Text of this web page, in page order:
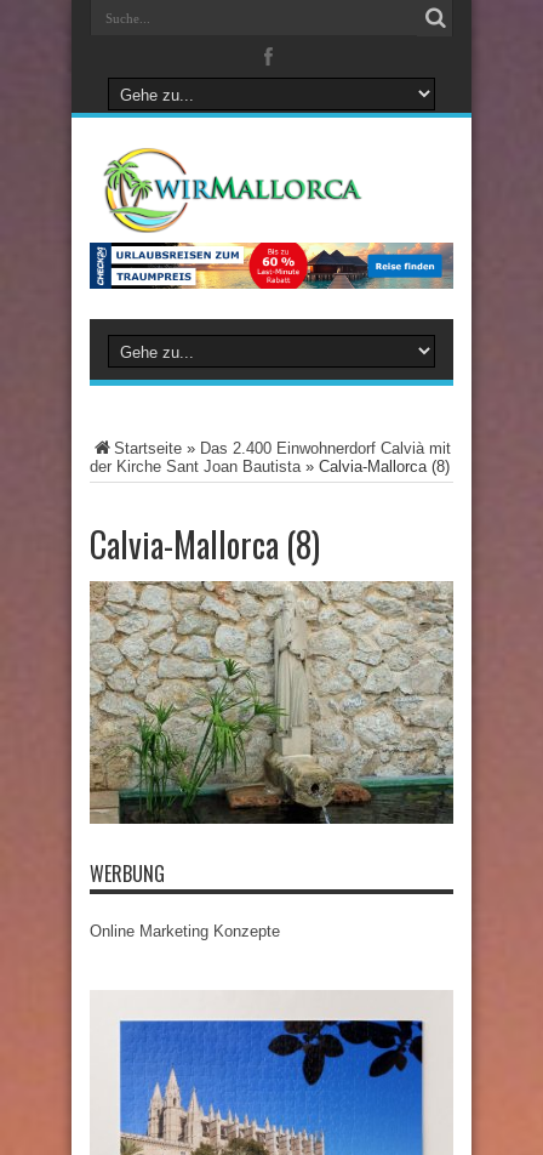
Startseite » Das 2.400 Einwohnerdorf Calvià mit
der Kirche Sant Joan Bautista» Calvia-Mallorca (8)
Calvia-Mallorca (8)
WERBUNG
Online Marketing Konzepte